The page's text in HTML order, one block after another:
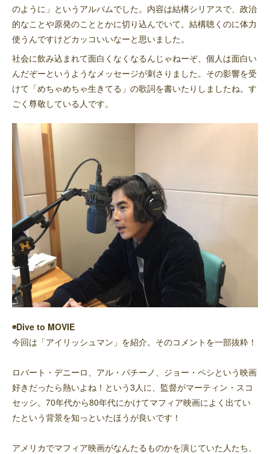
のように」というアルバムでした。内容は結構シリアスで、政治
的なことや原発のこととかに切り込んでいて。結構聴くのに体力
使うんですけどカッコいいなーと思いました。
社会に飲み込まれて面白くなくなるんじゃねーぞ、個人は面白い
んだぞーというようなメッセージが刺さりました。その影響を受
けて「めちゃめちゃ生きてる」の歌詞を書いたりしましたね。す
ごく尊敬している人です。
◉Dive to MOVIE
今回は「アイリッシュマン」を紹介。そのコメントを一部抜粋！
ロバート・デニーロ、アル・パチーノ、ジョー・ペシという映画
好きだったら熱いよね！という3人に、監督がマーティン・スコ
セッシ。70年代から80年代にかけてマフィア映画によく出てい
たという背景を知っといたほうが良いです！
アメリカでマフィア映画がなんたるものかを演じていた人たち、